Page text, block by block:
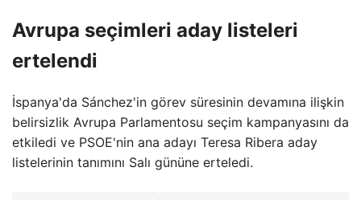
Avrupa seçimleri aday listeleri
ertelendi
İspanya'da Sánchez'in görev süresinin devamına ilişkin
belirsizlik Avrupa Parlamentosu seçim kampanyasını da
etkiledi ve PSOE'nin ana adayı Teresa Ribera aday
listelerinin tanımını Salı gününe erteledi.